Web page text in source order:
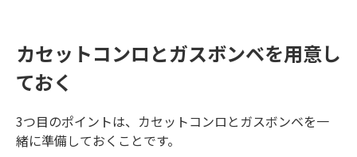
カセットコンロとガスボンベを用意し
ておく
3つ目のポイントは、カセットコンロとガスボンベを一
緒に準備しておくことです。